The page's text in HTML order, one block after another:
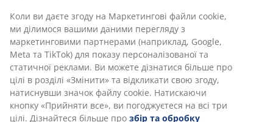
Коли ви даєте згоду на Маркетингові файли cookie,
ми ділимося вашими даними перегляду з
маркетинговими партнерами (наприклад, Google,
Meta та TikTok) для показу персоналізованої та
статичної реклами. Ви можете дізнатися більше про
цілі в розділі «Змінити» та відкликати свою згоду,
натиснувши значок файлу cookie. Натискаючи
кнопку «Прийняти все», ви погоджуєтеся на всі три
цілі. Дізнайтеся більше про збір та обробку